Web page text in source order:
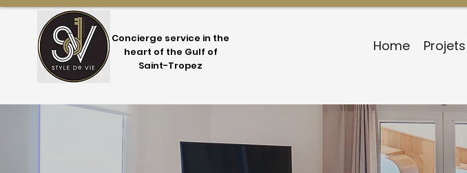
Concierge service in the
heart of the Gulf of
Saint-Tropez
Home Projets